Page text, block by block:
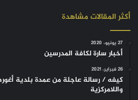
أكثر المقالات مشاهدة
27 يونيو، 2020
أخبار سارة لكافة المدرسين
26 فبراير، 2021
كيفه / رسالة عاجلة من عمدة بلدية
واللامركزية